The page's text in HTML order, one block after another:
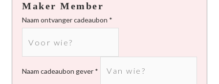
Maker Member
Naam ontvanger cadeaubon
Naam cadeaubon gever